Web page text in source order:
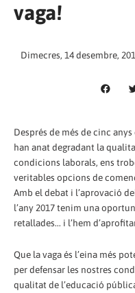
vaga!
Dimecres, 14 desembre,
Després de més de cinc
han anat degradant la
condicions laborals, ens
veritables opcions de
Amb el debat i l’aprovació
l’any 2017 tenim una
retallades... i l’hem
Que la vaga és l’eina més
per defensar les nostres
qualitat de l’educació